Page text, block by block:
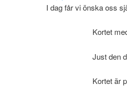
I dag får vi önska oss
Kortet
Just den
Kortet är